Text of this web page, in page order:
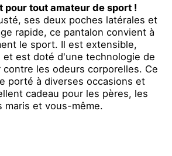
pour tout amateur de sport !
ses deux poches latérales et
rapide, ce pantalon convient à
le sport. Il est extensible,
et est doté d'une technologie de
les odeurs corporelles. Ce
porté à diverses occasions et
cadeau pour les pères, les
maris et vous-même.